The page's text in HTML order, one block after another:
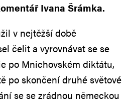
Ivana Šrámka.
v nejtěžší době
čelit a vyrovnávat se se
po Mnichovském diktátu,
po skončení druhé světové
se se zrádnou německou